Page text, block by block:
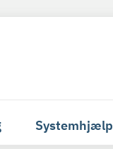
Systemhjælp